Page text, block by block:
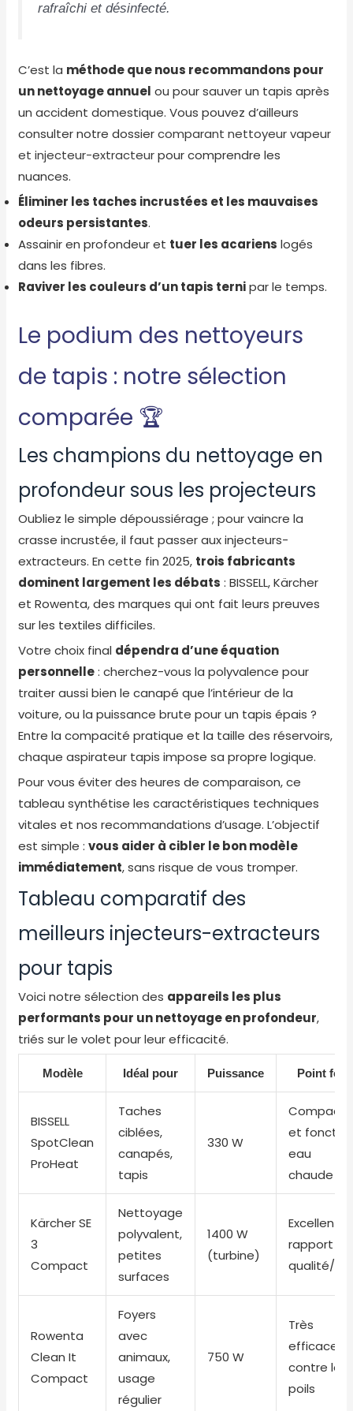
rafraîchi et désinfecté.
C’est la méthode que nous recommandons pour
un nettoyage annuel ou pour sauver un tapis après
un accident domestique. Vous pouvez d’ailleurs
consulter notre dossiercomparant nettoyeur vapeur
et injecteur-extracteurpour comprendre les
nuances.
Éliminer les taches incrustées et les mauvaises
odeurs persistantes.
Assainir en profondeur et tuer les acariens logés
dans les fibres.
Raviver les couleurs d’un tapis ternipar le temps.
Le podium des nettoyeurs
de tapis : notre sélection
comparée 🏆
Les champions du nettoyage en
profondeur sous les projecteurs
Oubliez le simple dépoussiérage ; pour vaincre la
crasse incrustée, il faut passer aux injecteurs-
extracteurs. En cette fin 2025, trois fabricants
dominent largement les débats : BISSELL, Kärcher
et Rowenta, des marques qui ont fait leurs preuves
sur les textiles difficiles.
Votre choix final dépendra d’une équation
personnelle: cherchez-vous la polyvalence pour
traiter aussi bien le canapé que l’intérieur de la
voiture, ou la puissance brute pour un tapis épais ?
Entre la compacité pratique et la taille des réservoirs,
chaque aspirateur tapis impose sa propre logique.
Pour vous éviter des heures de comparaison, ce
tableau synthétise les caractéristiques techniques
vitales et nos recommandations d’usage. L’objectif
est simple :vous aider à cibler le bon modèle
immédiatement, sans risque de vous tromper.
Tableau comparatif des
meilleurs injecteurs-extracteurs
pour tapis
Voici notre sélection des appareils les plus
performants pour un nettoyage en profondeur,
triés sur le volet pour leur efficacité.
Modèle Idéal pour Puissance Point fort
BISSELL
SpotClean
ProHeat
Taches
ciblées,
canapés,
tapis
330 W
Compact
et
eau
chaude
Kärcher SE
3
Compact
Nettoyage
polyvalent,
petites
surfaces
1400 W
(turbine)
Excellent
rapport
qualité/
Rowenta
Clean It
Compact
Foyers
avec
animaux,
usage
régulier
750 W
Très
efficace
contre les
poils